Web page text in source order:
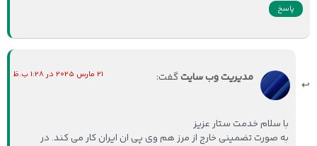
پاسخ
مدیریت وب سایتگفت: 21 مارس 2025 در 1:28 ب.ظ
با سلام خدمت ستار عزیز
به صورت تضمینی خارج از مرز هم وی پی ان ایران کار می کند. در